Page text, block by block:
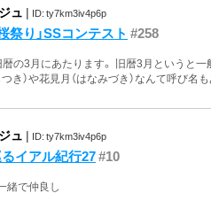
ュ | ID: ty7km3iv4p6p
桜祭り」SSコンテスト #258
の3月にあたります。 旧暦3月というと一
ュ | ID: ty7km3iv4p6p
イアル紀行27#10
緒で仲良し